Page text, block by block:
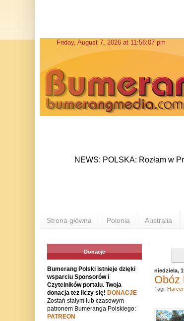
NEWS: POLSKA: Rozłam w
Strona główna Polonia Australia
niedziela,
Obóz
Tagi:
Donacje
Bumerang Polski istnieje dzięki
wsparciu Sponsorów i
Czytelników portalu. Twoja
donacja też liczy się! DONACJE
Zostań stałym lub czasowym
patronem Bumeranga Polskiego:
PATREON